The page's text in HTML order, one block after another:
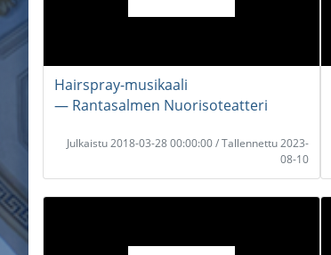
Hairspray-musikaali
― Rantasalmen Nuorisoteatteri
Julkaistu 2018-03-28 00:00:00 / Tallennettu 2023-
08-10